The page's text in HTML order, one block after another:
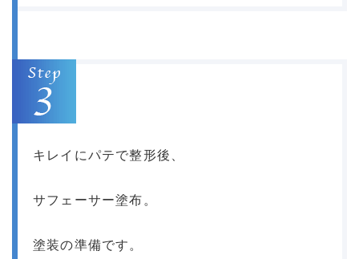
キレイにパテで整形後、
サフェーサー塗布。
塗装の準備です。